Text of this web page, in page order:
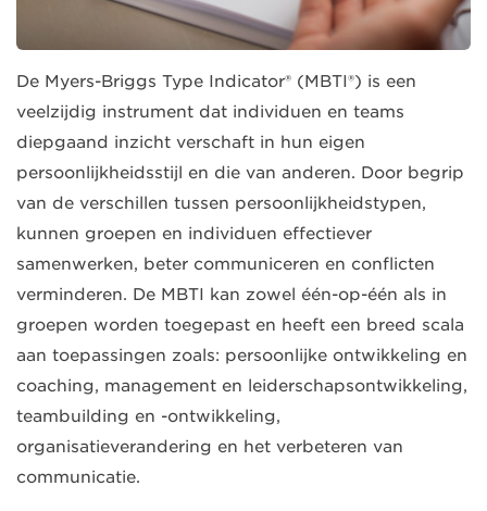
De Myers-Briggs Type Indicator® (MBTI®) is een
veelzijdig instrument dat individuen en teams
diepgaand inzicht verschaft in hun eigen
persoonlijkheidsstijl en die van anderen. Door begrip
van de verschillen tussen persoonlijkheidstypen,
kunnen groepen en individuen effectiever
samenwerken, beter communiceren en conflicten
verminderen. De MBTI kan zowel één-op-één als in
groepen worden toegepast en heeft een breed scala
aan toepassingen zoals: persoonlijke ontwikkeling en
coaching, management en leiderschapsontwikkeling,
teambuilding en -ontwikkeling,
organisatieverandering en het verbeteren van
communicatie.